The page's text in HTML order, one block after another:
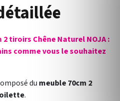
tiroirs Chêne Naturel NOJA :
comme vous le souhaitez
du meuble 70cm 2
.